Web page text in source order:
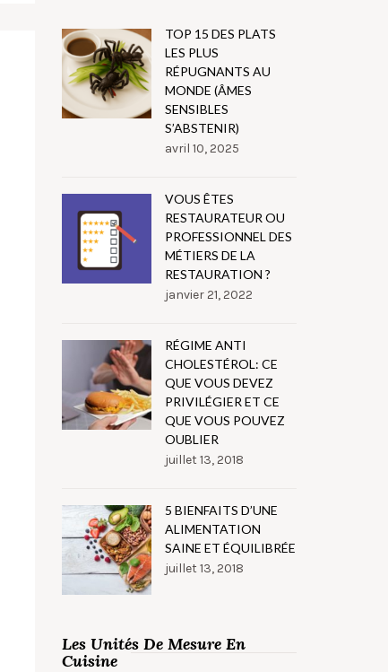
TOP 15 DES PLATS
LES PLUS
RÉPUGNANTS AU
MONDE (ÂMES
SENSIBLES
S’ABSTENIR)
avril 10, 2025
VOUS ÊTES
RESTAURATEUR OU
PROFESSIONNEL DES
MÉTIERS DE LA
RESTAURATION ?
janvier 21, 2022
RÉGIME ANTI
CHOLESTÉROL: CE
QUE VOUS DEVEZ
PRIVILÉGIER ET CE
QUE VOUS POUVEZ
OUBLIER
juillet 13, 2018
5 BIENFAITS D’UNE
ALIMENTATION
SAINE ET ÉQUILIBRÉE
juillet 13, 2018
Les Unités De Mesure En
Cuisine